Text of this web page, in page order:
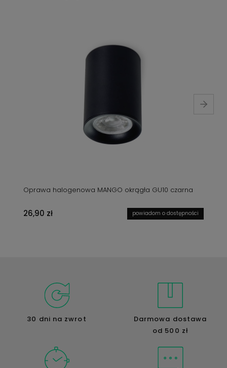
Oprawa halogenowa MANGO okrągła GU10 czarna
26,90 zł powiadom o dostępności
30 dni na zwrot
Darmowa dostawa
od 500 zł